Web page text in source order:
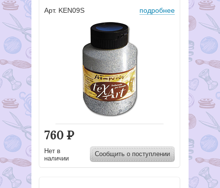
Арт. KEN09S подробнее
760 Р
Нет в
наличии
Сообщить о поступлении